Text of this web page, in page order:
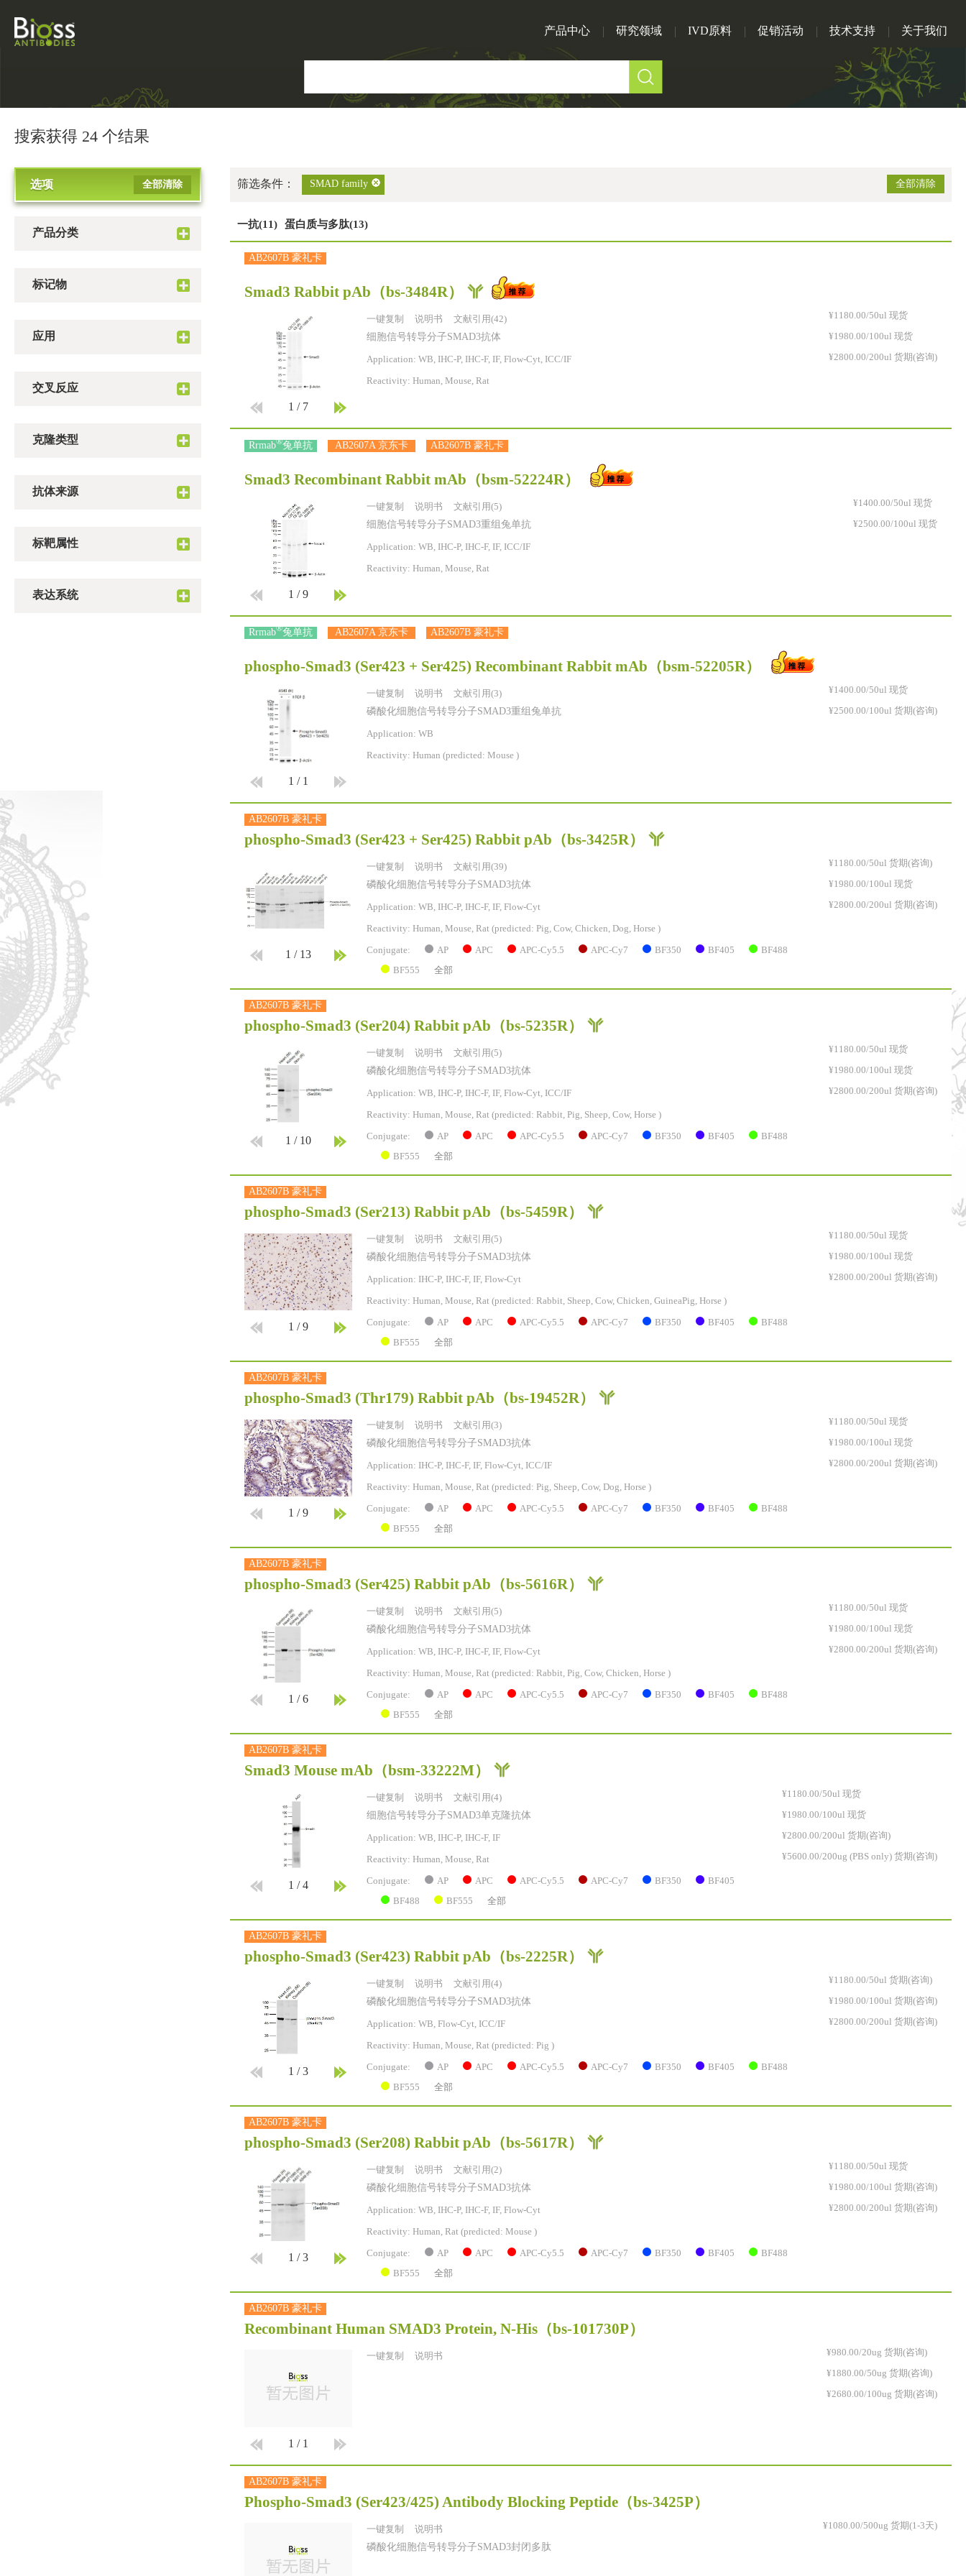
产品中心 研究领域 IVD原料 促销活动 技术支持 关于我们
搜索获得 24 个结果
选项 全部清除
产品分类
标记物
应用
交叉反应
克隆类型
抗体来源
标靶属性
表达系统
筛选条件： SMAD family 全部清除
一抗(11) 蛋白质与多肽(13)
AB2607B 豪礼卡
Smad3 Rabbit pAb （bs-3484R）
1 / 7
一键复制 说明书 文献引用(42)
细胞信号转导分子SMAD3抗体
Application: WB, IHC-P, IHC-F, IF, Flow-Cyt, ICC/IF
Reactivity: Human, Mouse, Rat
¥1180.00/50ul 现货
¥1980.00/100ul 现货
¥2800.00/200ul 货期(咨询)
Rrmab®兔单抗 AB2607A 京东卡 AB2607B 豪礼卡
Smad3 Recombinant Rabbit mAb （bsm-52224R）
1 /9
一键复制 说明书 文献引用(5)
细胞信号转导分子SMAD3重组兔单抗
Application: WB, IHC-P, IHC-F, IF, ICC/IF
Reactivity: Human, Mouse, Rat
¥1400.00/50ul 现货
¥2500.00/100ul 现货
Rrmab®兔单抗 AB2607A 京东卡 AB2607B 豪礼卡
phospho-Smad3 (Ser423 + Ser425) Recombinant Rabbit mAb （bsm-52205R）
1 / 1
一键复制 说明书 文献引用(3)
磷酸化细胞信号转导分子SMAD3重组兔单抗
Application: WB
Reactivity: Human (predicted: Mouse )
¥1400.00/50ul 现货
¥2500.00/100ul 货期(咨询)
AB2607B 豪礼卡
phospho-Smad3 (Ser423 + Ser425) Rabbit pAb （bs-3425R）
1 / 13
一键复制 说明书 文献引用(39)
磷酸化细胞信号转导分子SMAD3抗体
Application: WB, IHC-P, IHC-F, IF, Flow-Cyt
Reactivity: Human, Mouse, Rat (predicted: Pig, Cow, Chicken, Dog, Horse )
Conjugate: AP APC APC-Cy5.5 APC-Cy7 BF350 BF405 BF488
BF555 全部
¥1180.00/50ul 货期(咨询)
¥1980.00/100ul 现货
¥2800.00/200ul 货期(咨询)
AB2607B 豪礼卡
phospho-Smad3 (Ser204) Rabbit pAb （bs-5235R）
1 / 10
一键复制 说明书 文献引用(5)
磷酸化细胞信号转导分子SMAD3抗体
Application: WB, IHC-P, IHC-F, IF, Flow-Cyt, ICC/IF
Reactivity: Human, Mouse, Rat (predicted: Rabbit, Pig, Sheep, Cow, Horse )
Conjugate: AP APC APC-Cy5.5 APC-Cy7 BF350 BF405 BF488
BF555 全部
¥1180.00/50ul 现货
¥1980.00/100ul 现货
¥2800.00/200ul 货期(咨询)
AB2607B 豪礼卡
phospho-Smad3 (Ser213) Rabbit pAb （bs-5459R）
1 /9
一键复制 说明书 文献引用(5)
磷酸化细胞信号转导分子SMAD3抗体
Application: IHC-P, IHC-F, IF, Flow-Cyt
Reactivity: Human, Mouse, Rat (predicted: Rabbit, Sheep, Cow, Chicken, GuineaPig, Horse )
Conjugate: AP APC APC-Cy5.5 APC-Cy7 BF350 BF405 BF488
BF555 全部
¥1180.00/50ul 现货
¥1980.00/100ul 现货
¥2800.00/200ul 货期(咨询)
AB2607B 豪礼卡
phospho-Smad3 (Thr179) Rabbit pAb （bs-19452R）
1 /9
一键复制 说明书 文献引用(3)
磷酸化细胞信号转导分子SMAD3抗体
Application: IHC-P, IHC-F, IF, Flow-Cyt, ICC/IF
Reactivity: Human, Mouse, Rat (predicted: Pig, Sheep, Cow, Dog, Horse )
Conjugate: AP APC APC-Cy5.5 APC-Cy7 BF350 BF405 BF488
BF555 全部
¥1180.00/50ul 现货
¥1980.00/100ul 现货
¥2800.00/200ul 货期(咨询)
AB2607B 豪礼卡
phospho-Smad3 (Ser425) Rabbit pAb （bs-5616R）
1 /6
一键复制 说明书 文献引用(5)
磷酸化细胞信号转导分子SMAD3抗体
Application: WB, IHC-P, IHC-F, IF, Flow-Cyt
Reactivity: Human, Mouse, Rat (predicted: Rabbit, Pig, Cow, Chicken, Horse )
Conjugate: AP APC APC-Cy5.5 APC-Cy7 BF350 BF405 BF488
BF555 全部
¥1180.00/50ul 现货
¥1980.00/100ul 现货
¥2800.00/200ul 货期(咨询)
AB2607B 豪礼卡
Smad3 Mouse mAb （bsm-33222M）
1 /4
一键复制 说明书 文献引用(4)
细胞信号转导分子SMAD3单克隆抗体
Application: WB, IHC-P, IHC-F, IF
Reactivity: Human, Mouse, Rat
Conjugate: AP APC APC-Cy5.5 APC-Cy7 BF350 BF405
BF488 BF555 全部
¥1180.00/50ul 现货
¥1980.00/100ul 现货
¥2800.00/200ul 货期(咨询)
¥5600.00/200ug (PBS only) 货期(咨询)
AB2607B 豪礼卡
phospho-Smad3 (Ser423) Rabbit pAb （bs-2225R）
1 /3
一键复制 说明书 文献引用(4)
磷酸化细胞信号转导分子SMAD3抗体
Application: WB, Flow-Cyt, ICC/IF
Reactivity: Human, Mouse, Rat (predicted: Pig )
Conjugate: AP APC APC-Cy5.5 APC-Cy7 BF350 BF405 BF488
BF555 全部
¥1180.00/50ul 货期(咨询)
¥1980.00/100ul 货期(咨询)
¥2800.00/200ul 货期(咨询)
AB2607B 豪礼卡
phospho-Smad3 (Ser208) Rabbit pAb （bs-5617R）
1 /3
一键复制 说明书 文献引用(2)
磷酸化细胞信号转导分子SMAD3抗体
Application: WB, IHC-P, IHC-F, IF, Flow-Cyt
Reactivity: Human, Rat (predicted: Mouse )
Conjugate: AP APC APC-Cy5.5 APC-Cy7 BF350 BF405 BF488
BF555 全部
¥1180.00/50ul 现货
¥1980.00/100ul 货期(咨询)
¥2800.00/200ul 货期(咨询)
AB2607B 豪礼卡
Recombinant Human SMAD3 Protein, N-His （bs-101730P）
1 / 1
一键复制 说明书 ¥980.00/20ug 货期(咨询)
¥1880.00/50ug 货期(咨询)
¥2680.00/100ug 货期(咨询)
AB2607B 豪礼卡
Phospho-Smad3 (Ser423/425) Antibody Blocking Peptide （bs-3425P）
一键复制 说明书
磷酸化细胞信号转导分子SMAD3封闭多肽
¥1080.00/500ug 货期(1-3天)